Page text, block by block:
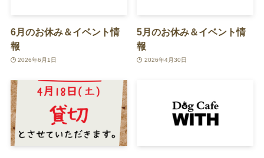
6月のお休み＆イベント情
報
2026年6月1日
5月のお休み＆イベント情
報
2026年4月30日